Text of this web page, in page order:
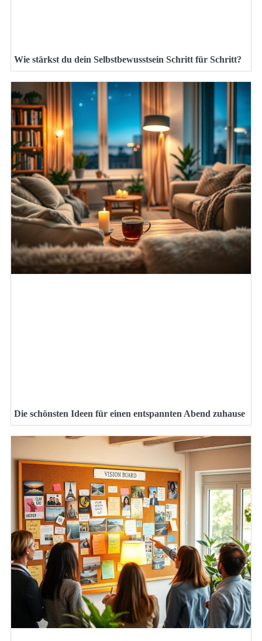
Wie stärkst du dein Selbstbewusstsein Schritt für Schritt?
Die schönsten Ideen für einen entspannten Abend zuhause